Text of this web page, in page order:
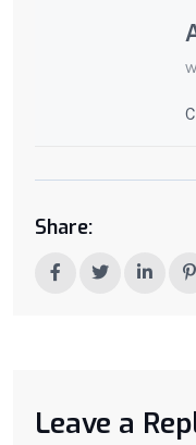
Share:
Leave a